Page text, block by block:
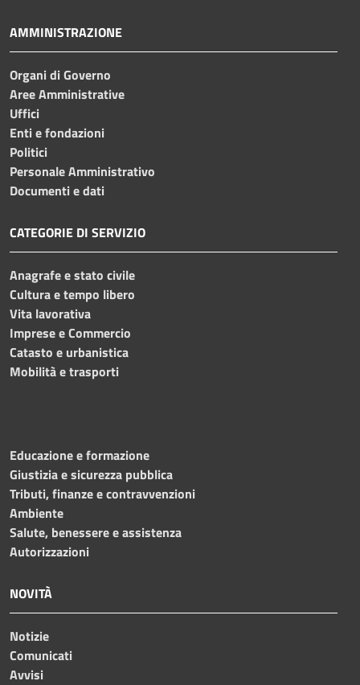
AMMINISTRAZIONE
Organi di Governo
Aree Amministrative
Uffici
Enti e fondazioni
Politici
Personale Amministrativo
Documenti e dati
CATEGORIE DI SERVIZIO
Anagrafe e stato civile
Cultura e tempo libero
Vita lavorativa
Imprese e Commercio
Catasto e urbanistica
Mobilità e trasporti
Educazione e formazione
Giustizia e sicurezza pubblica
Tributi, finanze e contravvenzioni
Ambiente
Salute, benessere e assistenza
Autorizzazioni
NOVITÀ
Notizie
Comunicati
Avvisi